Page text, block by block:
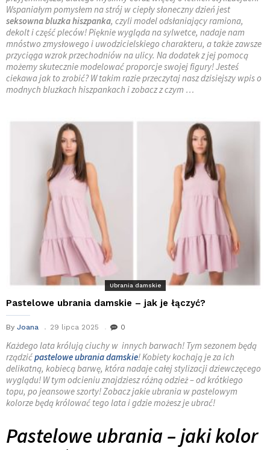
Wspaniałym pomysłem na strój w ciepły słoneczny dzień jest
seksowna bluzka hiszpanka, czyli model odsłaniający ramiona,
dekolt i część pleców! Pięknie wygląda na sylwetce, nadaje nam
mnóstwo zmysłowego i uwodzicielskiego charakteru, a także zawsze
przyciąga wzrok przechodniów na ulicy. Na dodatek z jej pomocą
możemy skutecznie modelować proporcje swojej figury! Jesteś
ciekawa jak to zrobić? W takim razie przeczytaj nasz dzisiejszy wpis o
modnych bluzkach hiszpankach i zobacz z czym …
Ubrania damskie
Pastelowe ubrania damskie – jak je łączyć?
By Joana 29 lipca 2025 0
Każdego lata królują ciuchy w innych barwach! Tym sezonem będą
rządzićpastelowe ubrania damskie! Kobiety kochają je za ich
delikatną, kobiecą barwę, która nadaje całej stylizacji dziewczęcego
wyglądu! W tym odcieniu znajdziesz różną odzież – od krótkiego
topu, po jeansowe szorty! Zobacz jakie ubrania w pastelowym
kolorze będą królować tego lata i gdzie możesz je ubrać!
Pastelowe ubrania – jaki kolor